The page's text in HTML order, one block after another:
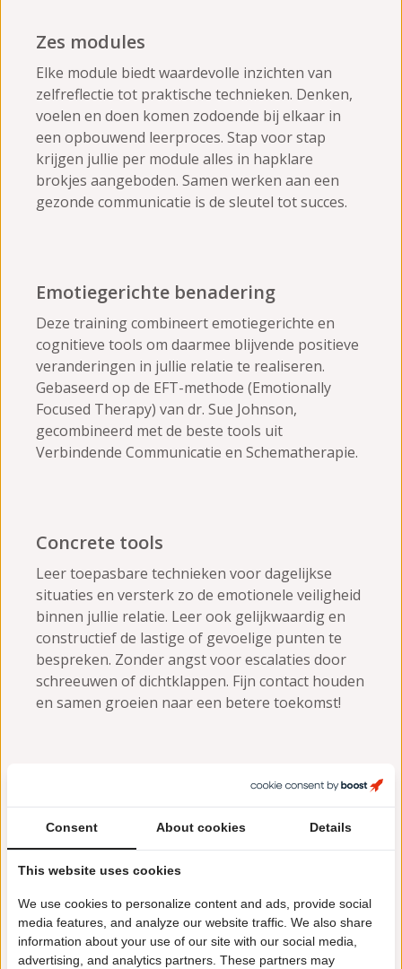
Zes modules
Elke module biedt waardevolle inzichten van
zelfreflectie tot praktische technieken. Denken,
voelen en doen komen zodoende bij elkaar in
een opbouwend leerproces. Stap voor stap
krijgen jullie per module alles in hapklare
brokjes aangeboden. Samen werken aan een
gezonde communicatie is de sleutel tot succes.
Emotiegerichte benadering
Deze training combineert emotiegerichte en
cognitieve tools om daarmee blijvende positieve
veranderingen in jullie relatie te realiseren.
Gebaseerd op de EFT-methode (Emotionally
Focused Therapy) van dr. Sue Johnson,
gecombineerd met de beste tools uit
Verbindende Communicatie en Schematherapie.
Concrete tools
Leer toepasbare technieken voor dagelijkse
situaties en versterk zo de emotionele veiligheid
binnen jullie relatie. Leer ook gelijkwaardig en
constructief de lastige of gevoelige punten te
bespreken. Zonder angst voor escalaties door
schreeuwen of dichtklappen. Fijn contact houden
en samen groeien naar een betere toekomst!
De EFT-communicatietraining
is in het bijzonder voor jou en
je partner geschikt als:
jullie steeds weer vastlopen in negatieve
communicatiecirkels van strijd, kritiek,
Consent About cookies Details
This website uses cookies
We use cookies to personalize content and ads, provide social
media features, and analyze our website traffic. We also share
information about your use of our site with our social media,
advertising, and analytics partners. These partners may